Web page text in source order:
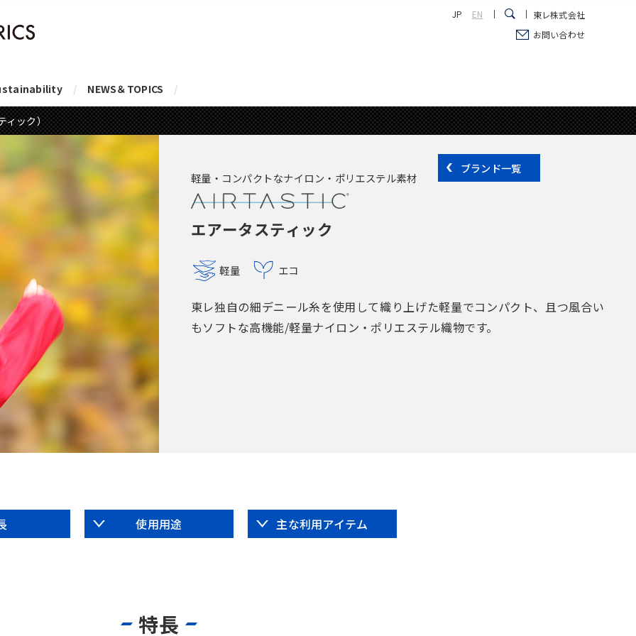
JP EN
東レ株式会社
お問い合わせ
NEWS＆TOPICS
ィック）
ブランド一覧
軽量・コンパクトなナイロン・ポリエステル素材
エアータスティック
軽量 エコ
東レ独自の細デニール糸を使用して織り上げた軽量でコンパクト、且つ風合い
もソフトな高機能/軽量ナイロン・ポリエステル織物です。
使用用途 主な利用アイテム
特長